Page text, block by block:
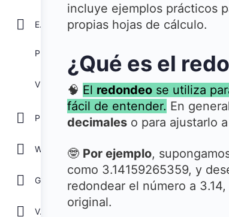
EXCEL
VBA para Macros
GOOGLE
Ver todos
incluye ejemplos prácticos
propias hojas de cálculo.
¿Qué es el
🧠 El redondeo se utiliza
fácil de entender. En
decimales o para ajustarlo
🤓 Por ejemplo,
como 3.14159265359, y
redondear el número a
original.